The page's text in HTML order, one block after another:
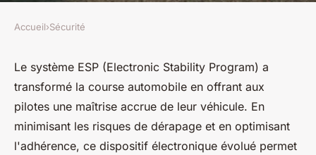
Le système ESP dans la course
automobile
Lana•15 octobre 2024•6 min de lecture
Accueil›Sécurité
Le système ESP (Electronic Stability Program) a
transformé la course automobile en offrant aux
pilotes une maîtrise accrue de leur véhicule. En
minimisant les risques de dérapage et en optimisant
l'adhérence, ce dispositif électronique évolué permet